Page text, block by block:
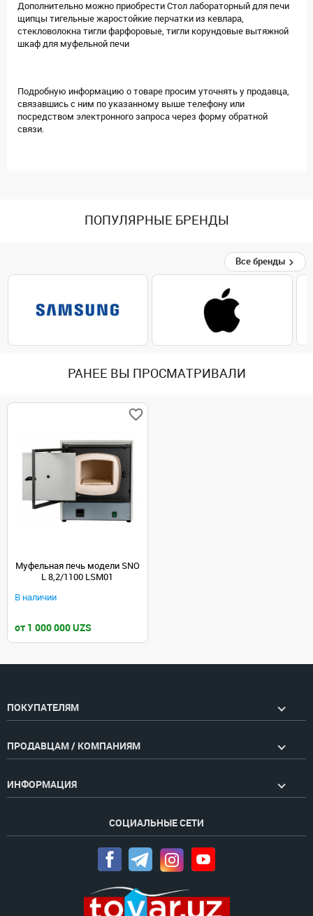
Дополнительно можно приобрести Стол лабораторный для печи
щипцы тигельные жаростойкие перчатки из кевлара,
стекловолокна тигли фарфоровые, тигли корундовые вытяжной
шкаф для муфельной печи
Подробную информацию о товаре просим уточнять у продавца,
связавшись с ним по указанному выше телефону или
посредством электронного запроса через форму обратной
связи.
ПОПУЛЯРНЫЕ БРЕНДЫ
Все бренды
РАНЕЕ ВЫ ПРОСМАТРИВАЛИ
Муфельная печь модели SNO
L 8,2/1100 LSM01
В наличии
от 1 000 000 UZS
ПОКУПАТЕЛЯМ
ПРОДАВЦАМ / КОМПАНИЯМ
ИНФОРМАЦИЯ
СОЦИАЛЬНЫЕ СЕТИ